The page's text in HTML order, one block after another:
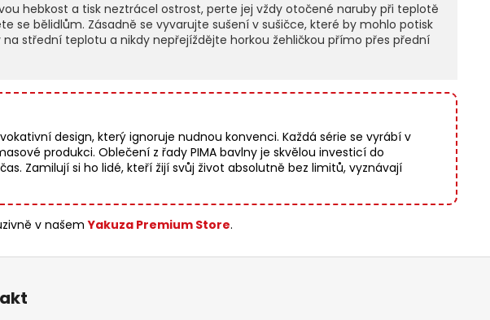
hebkost a tisk neztrácel ostrost, perte jej vždy otočené naruby při teplotě
se bělidlům. Zásadně se vyvarujte sušení v sušičce, které by mohlo potisk
střední teplotu a nikdy nepřejíždějte horkou žehličkou přímo přes přední
design, který ignoruje nudnou konvenci. Každá série se vyrábí v
produkci. Oblečení z řady PIMA bavlny je skvělou investicí do
Zamilují si ho lidé, kteří žijí svůj život absolutně bez limitů, vyznávají
v našemYakuza Premium Store.